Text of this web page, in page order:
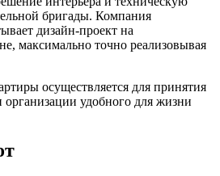
бригады. Компания
дизайн-проект на
максимально точно реализовывая
осуществляется для принятия
удобного для жизни